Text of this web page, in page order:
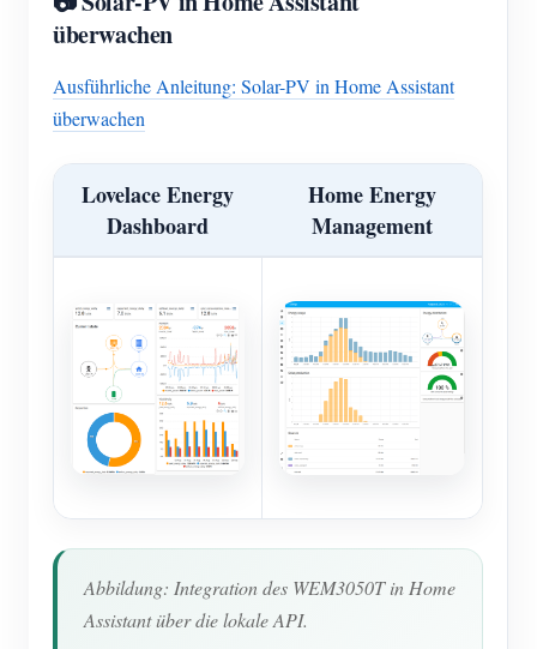
überwachen
Ausführliche Anleitung: Solar-PV in Home Assistant
überwachen
Lovelace Energy
Dashboard
Home Energy
Management
Abbildung: Integration des WEM3050T in Home
Assistant über die lokale API.